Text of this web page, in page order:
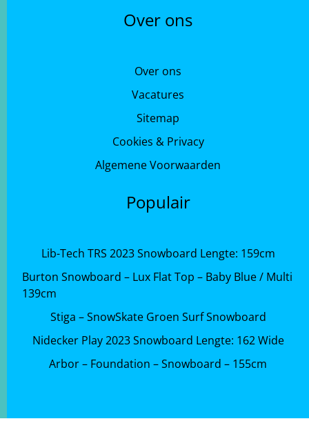
Over ons
Over ons
Vacatures
Sitemap
Cookies & Privacy
Algemene Voorwaarden
Populair
Lib-Tech TRS 2023 Snowboard Lengte: 159cm
Burton Snowboard – Lux Flat Top – Baby Blue / Multi
139cm
Stiga – SnowSkate Groen Surf Snowboard
Nidecker Play 2023 Snowboard Lengte: 162 Wide
Arbor – Foundation – Snowboard – 155cm